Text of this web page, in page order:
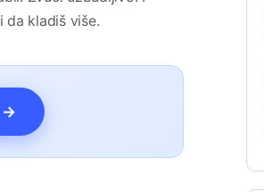
da kladiš više.
→